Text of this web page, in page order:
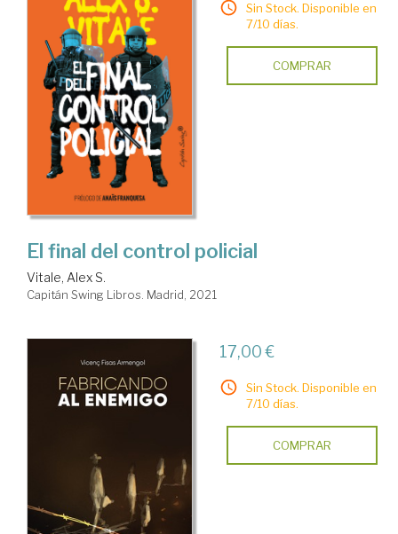
Sin Stock. Disponible en
7/10 días.
COMPRAR
El final del control policial
Vitale, Alex S.
Capitán Swing Libros. Madrid, 2021
17,00 €
Sin Stock. Disponible en
7/10 días.
COMPRAR